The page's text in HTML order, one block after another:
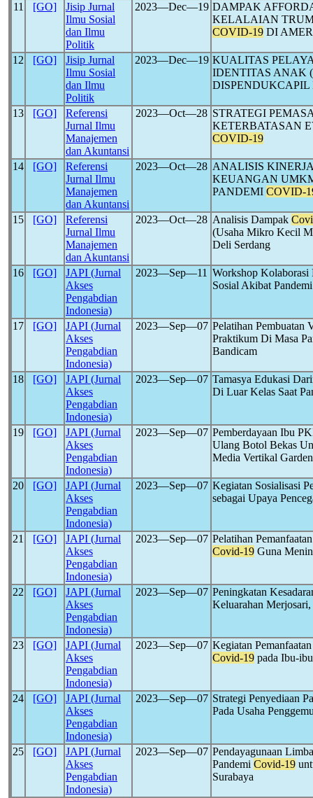
11 [GO]
Jisip Jurnal
Ilmu Sosial
dan Ilmu
Politik
2023―Dec―19 DAMPAK
KELALAIAN
COVID-19 DI
12 [GO]
Jisip Jurnal
Ilmu Sosial
dan Ilmu
Politik
2023―Dec―19 KUALITAS
IDENTITAS ANAK
13 [GO]
Referensi
Jurnal Ilmu
Manajemen
dan Akuntansi
2023―Oct―28 STRATEGI
KETERBATASAN
COVID-19
14 [GO]
Referensi
Jurnal Ilmu
Manajemen
dan Akuntansi
2023―Oct―28 ANALISIS
KEUANGAN
PANDEMI COVID-
15 [GO]
Referensi
Jurnal Ilmu
Manajemen
dan Akuntansi
2023―Oct―28 Analisis Dampak
(Usaha Mikro Kecil
Deli Serdang
16 [GO]
JAPI (Jurnal
Akses
Pengabdian
Indonesia)
2023―Sep―11 Workshop Kolaborasi
Sosial Akibat
17 [GO]
JAPI (Jurnal
Akses
Pengabdian
Indonesia)
2023―Sep―07 Pelatihan
Praktikum Di Masa
Bandicam
18 [GO]
JAPI (Jurnal
Akses
Pengabdian
Indonesia)
2023―Sep―07 Tamasya Edukasi
Di Luar Kelas Saat
19 [GO]
JAPI (Jurnal
Akses
Pengabdian
Indonesia)
2023―Sep―07 Pemberdayaan Ibu
Ulang Botol Bekas
Media Vertikal
20 [GO]
JAPI (Jurnal
Akses
Pengabdian
Indonesia)
2023―Sep―07 Kegiatan Sosialisasi
sebagai Upaya
21 [GO]
JAPI (Jurnal
Akses
Pengabdian
Indonesia)
2023―Sep―07 Pelatihan
Covid-19 Guna
22 [GO]
JAPI (Jurnal
Akses
Pengabdian
Indonesia)
2023―Sep―07 Peningkatan
Keluarahan
23 [GO]
JAPI (Jurnal
Akses
Pengabdian
Indonesia)
2023―Sep―07 Kegiatan
Covid-19 pada Ibu-
24 [GO]
JAPI (Jurnal
Akses
Pengabdian
Indonesia)
2023―Sep―07 Strategi Penyediaan
Pada Usaha
25 [GO]
JAPI (Jurnal
Akses
Pengabdian
Indonesia)
2023―Sep―07 Pendayagunaan
Pandemi Covid-19
Surabaya